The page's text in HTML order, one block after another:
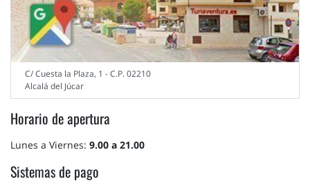
C/ Cuesta la Plaza, 1 - C.P. 02210
Alcalá del Júcar
Horario de apertura
Lunes a Viernes: 9.00 a 21.00
Sistemas de pago